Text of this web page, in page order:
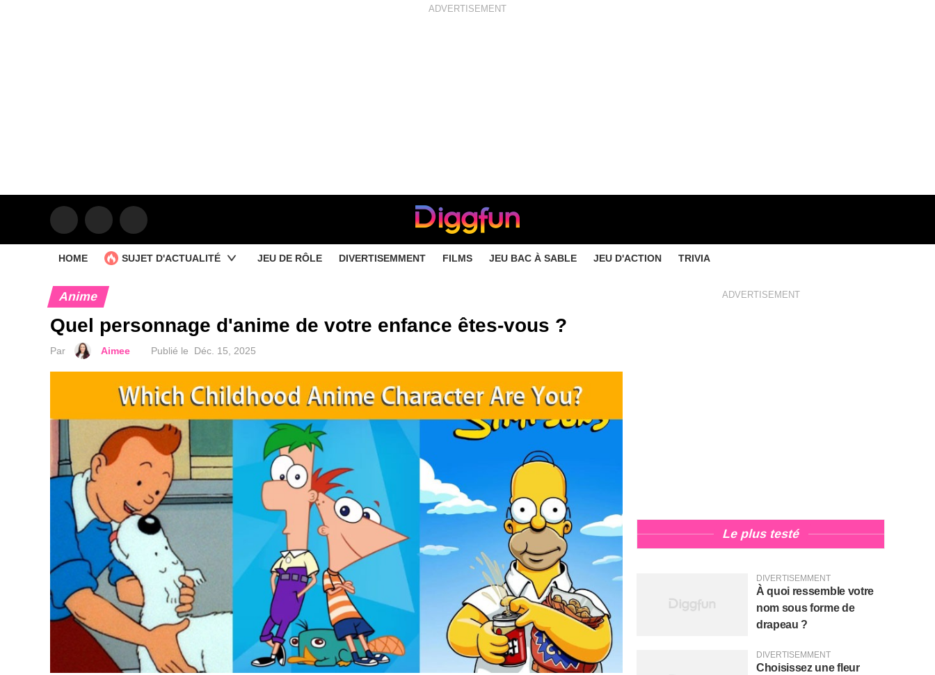
ADVERTISEMENT
HOME SUJET D'ACTUALITÉ JEU DE RÔLE DIVERTISEMMENT FILMS JEU BAC À SABLE JEU D'ACTION TRIVIA
Anime
Quel personnage d'anime de votre enfance êtes-vous ?
Par Aimee Publié le Déc. 15, 2025
ADVERTISEMENT
Le plus testé
DIVERTISEMMENT
À quoi ressemble votre
nom sous forme de
drapeau ?
DIVERTISEMMENT
Choisissez une fleur